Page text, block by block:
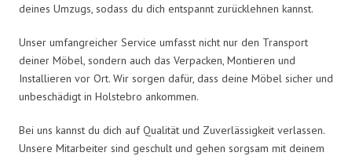
deines Umzugs, sodass du dich entspannt zurücklehnen kannst.
Unser umfangreicher Service umfasst nicht nur den Transport
deiner Möbel, sondern auch das Verpacken, Montieren und
Installieren vor Ort. Wir sorgen dafür, dass deine Möbel sicher und
unbeschädigt in Holstebro ankommen.
Bei uns kannst du dich auf Qualität und Zuverlässigkeit verlassen.
Unsere Mitarbeiter sind geschult und gehen sorgsam mit deinem